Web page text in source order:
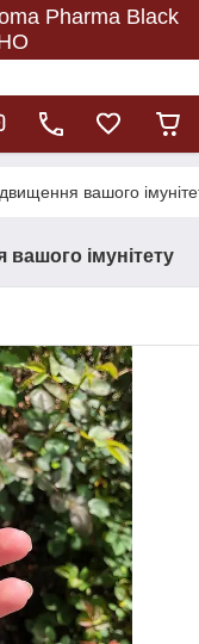
Pharma Black
вашого
імунітету